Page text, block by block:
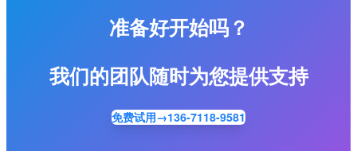
准备好开始吗？
我们的团队随时为您提供支持
免费试用→136-7118-9581